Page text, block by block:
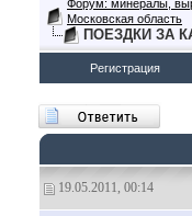
Форум: минералы,
Московская область
ПОЕЗДКИ ЗА
Регистрация
19.05.2011, 00:14